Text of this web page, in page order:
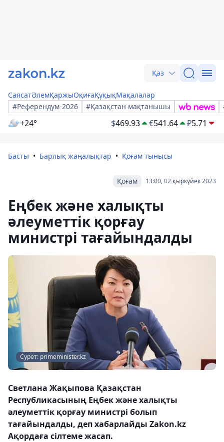
Қаз
СаясатӘлемҚаржыОқиғаҚұқықМақалалар
#Референдум-2026
#Қазақстан мақтанышы
+24° $469.93 €541.64 ₽5.71
Басты Барлық жаңалықтар Қоғам тынысы
13:00, 02 қыркүйек 2023
Қоғам
Еңбек және халықты
әлеуметтік қорғау
министрі тағайындалды
Сурет: primeminister.kz
Светлана Жақыпова Қазақстан
Республикасының Еңбек және халықты
әлеуметтік қорғау министрі болып
тағайындалды, деп хабарлайды Zakon.kz
Ақордаға сілтеме жасап.